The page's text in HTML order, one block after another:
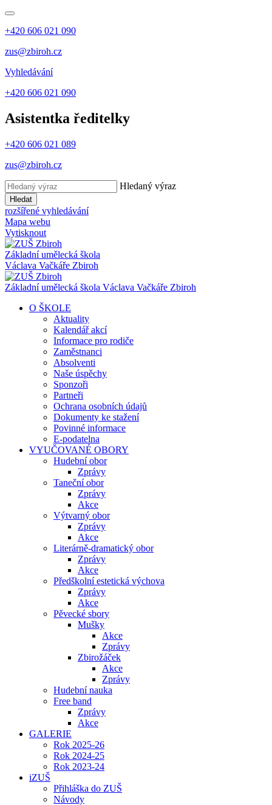
+420 606 021 090
zus@zbiroh.cz
Vyhledávání
+420 606 021 090
Asistentka ředitelky
+420 606 021 089
zus@zbiroh.cz
Hledaný výraz
Hledat
rozšířené vyhledávání
Mapa webu
Vytisknout
Základní umělecká škola
Václava Vačkáře Zbiroh
Základní umělecká škola Václava Vačkáře Zbiroh
O ŠKOLE
Aktuality
Kalendář akcí
Informace pro rodiče
Zaměstnanci
Absolventi
Naše úspěchy
Sponzoři
Partneři
Ochrana osobních údajů
Dokumenty ke stažení
Povinné informace
E-podatelna
VYUČOVANÉ OBORY
Hudební obor
Zprávy
Taneční obor
Zprávy
Akce
Výtvarný obor
Zprávy
Akce
Literárně-dramatický obor
Zprávy
Akce
Předškolní estetická výchova
Zprávy
Akce
Pěvecké sbory
Mušky
Akce
Zprávy
Zbirožáček
Akce
Zprávy
Hudební nauka
Free band
Zprávy
Akce
GALERIE
Rok 2025-26
Rok 2024-25
Rok 2023-24
iZUŠ
Přihláška do ZUŠ
Návody